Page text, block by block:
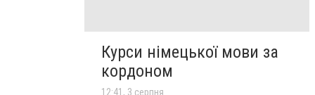
Курси німецької мови за
кордоном
12:41, 3 серпня